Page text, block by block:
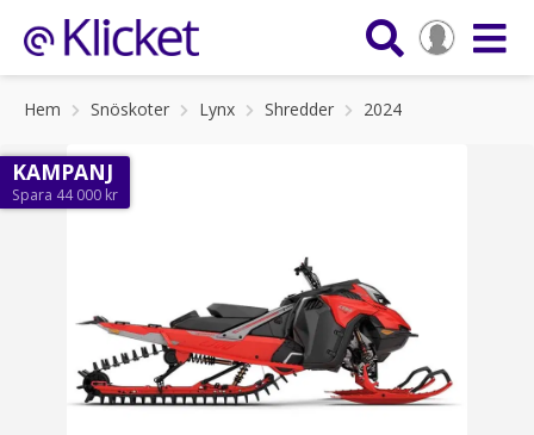
Hem Snöskoter Lynx Shredder 2024
KAMPANJ
Spara 44 000 kr